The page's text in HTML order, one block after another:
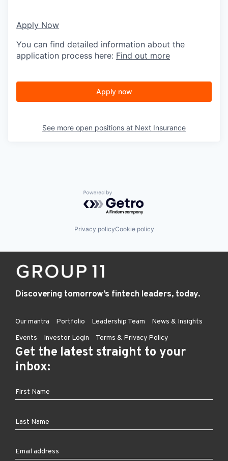
Apply Now
You can find detailed information about the
application process here: Find out more
Apply now
See more open positions at Next Insurance
Powered by Getro.com
Privacy policyCookie policy
Discovering tomorrow’s fintech leaders, today.
Our mantra Portfolio Leadership Team
News & Insights
Events
Investor Login Terms & Privacy Policy
Get the latest straight to your
inbox: